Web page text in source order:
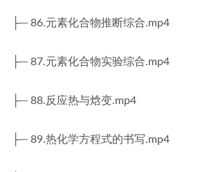
├─ 86.元素化合物推断综合.mp4
├─ 87.元素化合物实验综合.mp4
├─ 88.反应热与焓变.mp4
├─ 89.热化学方程式的书写.mp4